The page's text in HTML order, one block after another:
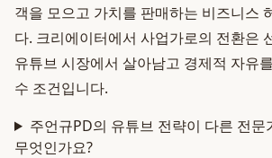
객을 모으고 가치를 판매하는 비즈니스
다. 크리에이터에서 사업가로의 전환은
유튜브 시장에서 살아남고 경제적 자유
수 조건입니다.
주언규PD의 유튜브 전략이 다른 전문
무엇인가요?